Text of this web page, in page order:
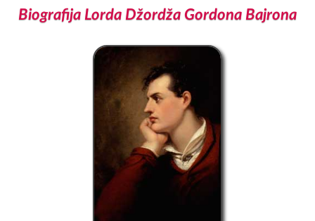
Biografija Lorda Džordža Gordona Bajrona